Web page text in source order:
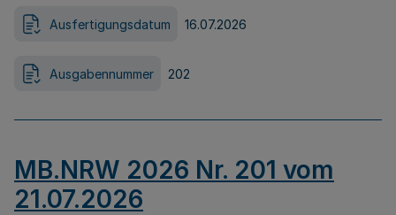
Ausfertigungsdatum 16.07.2026
Ausgabennummer 202
MB.NRW 2026 Nr. 201 vom
21.07.2026